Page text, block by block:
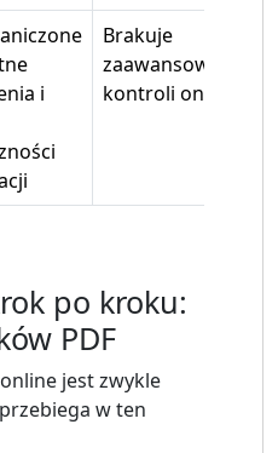
i
Brakuje
zaawansowanych
kontroli online
po kroku:
PDF
jest zwykle
w ten